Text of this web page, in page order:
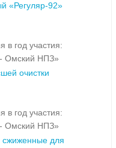
«Регуляр-92»
в год участия:
Омский НПЗ»
очистки
в год участия:
Омский НПЗ»
сжиженные для